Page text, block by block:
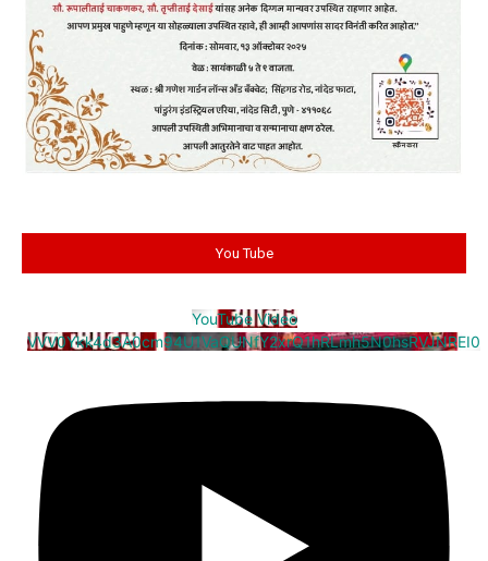
You Tube
YouTube Video
VVV0Ykk4d3A0cm94U1VaQUNfY2xrQ1hRLmh5N0hsRVJNREI0